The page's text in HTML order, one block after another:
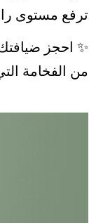
ترفع مستوى
✨ احجز ضيافتك
من الفخامة